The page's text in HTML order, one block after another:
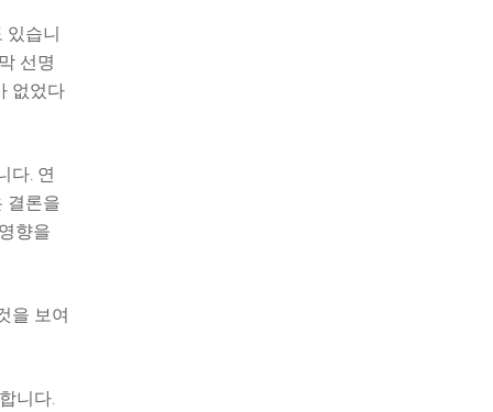
있습니
선명
없었다
다. 연
결론을
향을
을 보여
니다.